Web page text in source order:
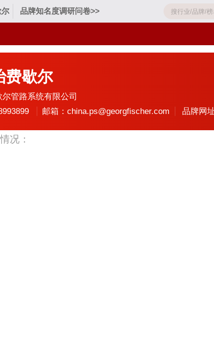
尔 品牌知名度调研问卷>>
费歇尔
管路系统有限公司
邮箱：china.ps@georgfischer.com 品牌网
况：